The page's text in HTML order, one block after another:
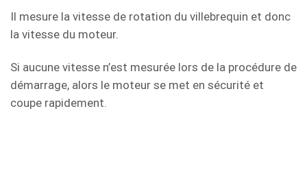
Il mesure la vitesse de rotation du villebrequin et donc
la vitesse du moteur.
Si aucune vitesse n’est mesurée lors de la procédure de
démarrage, alors le moteur se met en sécurité et
coupe rapidement.